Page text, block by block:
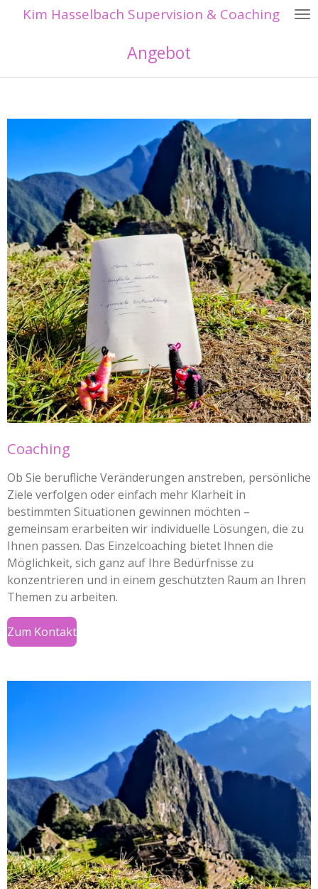
ZumKim Hasselbach Supervision & Coaching
Angebot
Coaching
Ob Sie berufliche Veränderungen anstreben, persönliche
Ziele verfolgen oder einfach mehr Klarheit in
bestimmten Situationen gewinnen möchten –
gemeinsam erarbeiten wir individuelle Lösungen, die zu
Ihnen passen. Das Einzelcoaching bietet Ihnen die
Möglichkeit, sich ganz auf Ihre Bedürfnisse zu
konzentrieren und in einem geschützten Raum an Ihren
Themen zu arbeiten.
Zum Kontakt